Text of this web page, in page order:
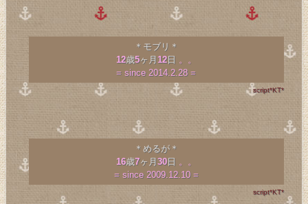
＊モブリ＊
12歳5ヶ月 12日 。。
= since 2014.2.28 =
script*KT*
＊めるが＊
16歳7ヶ月30日 。。
= since 2009.12.10 =
script*KT*